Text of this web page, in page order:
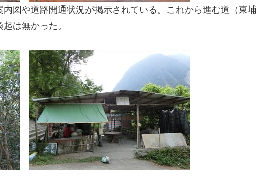
図や道路開通状況が掲示されている。これから進む道（東埔
は無かった。